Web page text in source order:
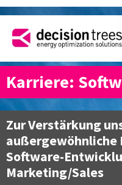
Karriere:
Zur Verstärkung
außergewöhnliche
Software-
Marketing/Sales